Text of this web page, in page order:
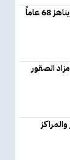
عاماً
مزاد الصقور